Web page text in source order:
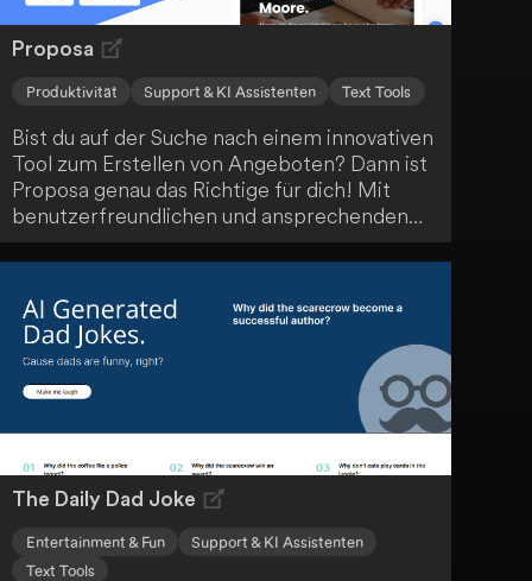
Proposa
Produktivität Support & KI Assistenten Text Tools
Bist du auf der Suche nach einem innovativen
Tool zum Erstellen von Angeboten? Dann ist
Proposa genau das Richtige für dich! Mit
benutzerfreundlichen und ansprechenden
Designvorlagen sowie KI-gestützter
Texterstellung kannst du in etwa 20 Minuten
dein nächstes Angebot erstellen und
versenden. Dank unbegrenztem
Dokumentenupload und elektronischer
Unterschriftenfunktion ist Proposa die
perfekte Lösung für deine
The Daily Dad Joke
Entertainment & Fun
Support & KI Assistenten
Text Tools